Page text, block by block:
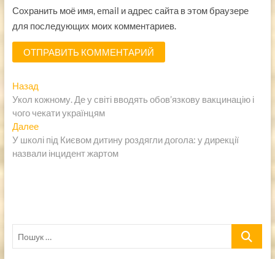
Сохранить моё имя, email и адрес сайта в этом браузере
для последующих моих комментариев.
Навигация
по
записям
НазадПредыдущая
запись:
Укол кожному. Де у світі вводять обов’язкову вакцинацію і
чого чекати українцям
ДалееСледующая
запись:
У школі під Києвом дитину роздягли догола: у дирекції
назвали інцидент жартом
Пошук